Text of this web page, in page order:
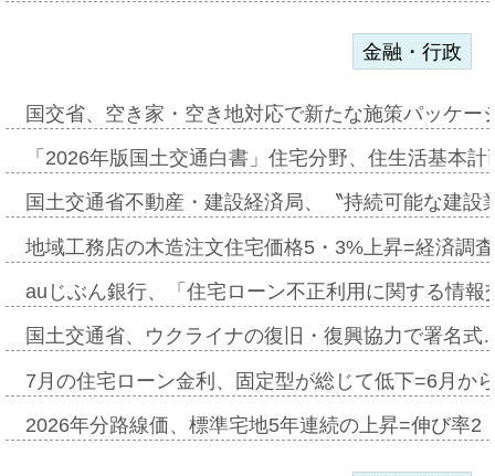
金融・行政
国交省、空き家・空き地対応で新たな施策パッケ
「2026年版国土交通白書」住宅分野、住生活基本
国土交通省不動産・建設経済局、〝持続可能な建
地域工務店の木造注文住宅価格5・3%上昇=経済調
auじぶん銀行、「住宅ローン不正利用に関する情
国土交通省、ウクライナの復旧・復興協力で署名
7月の住宅ローン金利、固定型が総じて低下=6月か
2026年分路線価、標準宅地5年連続の上昇=伸び率